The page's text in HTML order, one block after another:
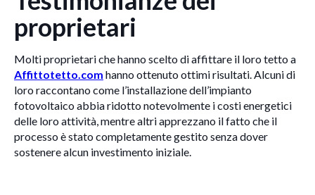
proprietari
Molti proprietari che hanno scelto di affittare il loro tetto a
Affittotetto.com hanno ottenuto ottimi risultati. Alcuni di
loro raccontano come l’installazione dell’impianto
fotovoltaico abbia ridotto notevolmente i costi energetici
delle loro attività, mentre altri apprezzano il fatto che il
processo è stato completamente gestito senza dover
sostenere alcun investimento iniziale.